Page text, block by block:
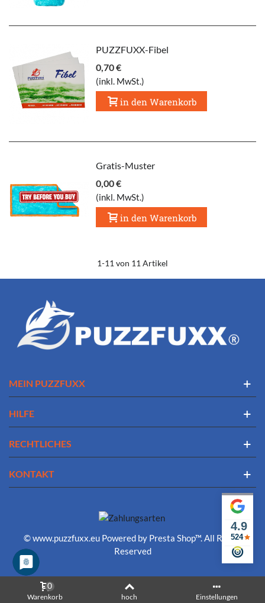
PUZZFUXX-Fibel
0,70 €
(inkl. MwSt.)
in den Warenkorb
Gratis-Muster
0,00 €
(inkl. MwSt.)
in den Warenkorb
1-11 von 11 Artikel
MEIN PUZZFUXX
HILFE
RECHTLICHES
KONTAKT
© www.puzzfuxx.eu Powered by Presta Shop™. All Rights
Reserved
Warenkorb
0
hoch Einstellungen
4.9
524